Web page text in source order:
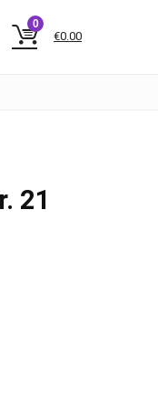
0
€0.00
21